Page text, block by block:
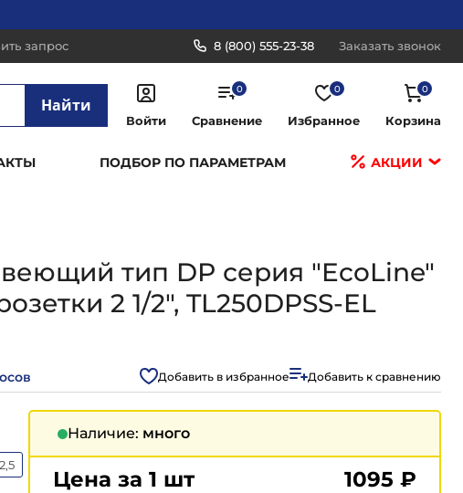
запрос 8 (800) 555-23-38 Заказать звонок
Найти
Войти
0
Сравнение
0
Избранное
0
Корзина
ПОДБОР ПО ПАРАМЕТРАМ АКЦИИ
тип DР серия "EcoLine"
2 1/2", TL250DPSS-EL
Добавить в избранное Добавить к сравнению
2,5
Наличие: много
Цена за 1 шт 1095 ₽